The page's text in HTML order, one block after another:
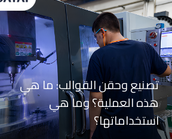
تصنيع وحقن القوالب: ما هي
هذه العملية؟ وما هي
استخداماتها؟